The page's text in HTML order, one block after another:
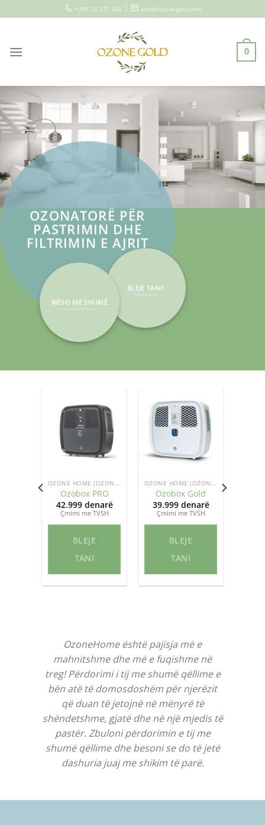
to
+389 33 271 666 | info@ozone-gold.com
0
OZONATORË PËR
PASTRIMIN DHE
FILTRIMIN E AJRIT
BLEJE TANI!
MËSO MË SHUMË
OZONE HOME (OZONIZUESIT)
Ozobox PRO
42.999 denarë
Çmimi me TVSH
BLEJE
TANI
OZONE HOME (OZONIZUESIT)
Ozobox Gold
39.999 denarë
Çmimi me TVSH
BLEJE
TANI
6.750 ден.
OzoneHome është pajisja më e
mahnitshme dhe më e fuqishme në
treg! Përdorimi i tij me shumë qëllime e
bën atë të domosdoshëm për njerëzit
që duan të jetojnë në mënyrë të
shëndetshme, gjatë dhe në një mjedis të
pastër. Zbuloni përdorimin e tij me
shumë qëllime dhe besoni se do të jetë
dashuria juaj me shikim të parë.